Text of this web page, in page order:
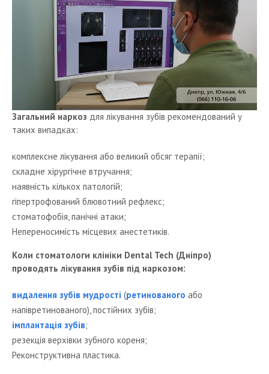
Загальний наркоз для лікування зубів рекомендований у
таких випадках:
комплексне лікування або великий обсяг терапії;
складне хірургічне втручання;
наявність кількох патологій;
гіпертрофований блювотний рефлекс;
стоматофобія, панічні атаки;
Непереносимість місцевих анестетиків.
Коли стоматологи клініки Dental Tech (Дніпро)
проводять лікування зубів під наркозом:
видалення зубів мудрості (ретинованого або
напівретинованого), постійних зубів;
імплантація зубів;
резекція верхівки зубного кореня;
Реконструктивна пластика.